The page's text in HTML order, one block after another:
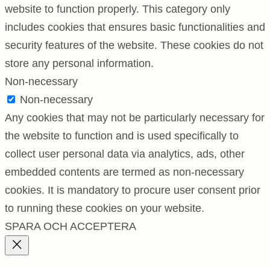
website to function properly. This category only
includes cookies that ensures basic functionalities and
security features of the website. These cookies do not
store any personal information.
Non-necessary
Non-necessary
Any cookies that may not be particularly necessary for
the website to function and is used specifically to
collect user personal data via analytics, ads, other
embedded contents are termed as non-necessary
cookies. It is mandatory to procure user consent prior
to running these cookies on your website.
SPARA OCH ACCEPTERA